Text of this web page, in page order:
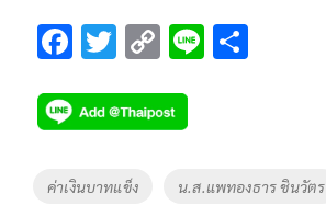
F
e
b
o
T
tt
er
C
p
y
Li
Li
Tags
ค่าเงินบาทแข็ง น.ส.แพทองธาร ชินวัตร